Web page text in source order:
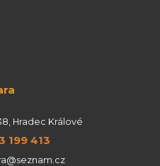
Hradec Králové
199 413